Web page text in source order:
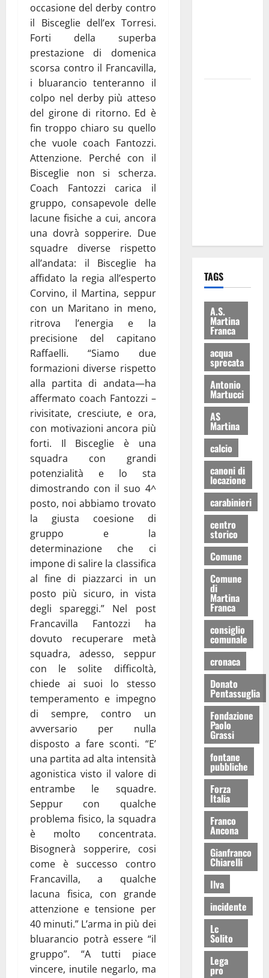
occasione del derby contro
il Bisceglie dell’ex Torresi.
Forti della superba
prestazione di domenica
scorsa contro il Francavilla,
i bluarancio tenteranno il
colpo nel derby più atteso
del girone di ritorno. Ed è
fin troppo chiaro su quello
che vuole coach Fantozzi.
Attenzione. Perché con il
Bisceglie non si scherza.
Coach Fantozzi carica il
gruppo, consapevole delle
lacune fisiche a cui, ancora
una dovrà sopperire. Due
squadre diverse rispetto
all’andata: il Bisceglie ha
affidato la regia all’esperto
Corvino, il Martina, seppur
con un Maritano in meno,
ritrova l’energia e la
precisione del capitano
Raffaelli. “Siamo due
formazioni diverse rispetto
alla partita di andata—ha
affermato coach Fantozzi –
rivisitate, cresciute, e ora,
con motivazioni ancora più
forti. Il Bisceglie è una
squadra con grandi
potenzialità e lo sta
dimostrando con il suo 4^
posto, noi abbiamo trovato
la giusta coesione di
gruppo e la
determinazione che ci
impone di salire la classifica
al fine di piazzarci in un
posto più sicuro, in vista
degli spareggi.” Nel post
Francavilla Fantozzi ha
dovuto recuperare metà
squadra, adesso, seppur
con le solite difficoltà,
chiede ai suoi lo stesso
temperamento e impegno
di sempre, contro un
avversario per nulla
disposto a fare sconti. “E’
una partita ad alta intensità
agonistica visto il valore di
entrambe le squadre.
Seppur con qualche
problema fisico, la squadra
è molto concentrata.
Bisognerà sopperire, cosi
come è successo contro
Francavilla, a qualche
lacuna fisica, con grande
attenzione e tensione per
40 minuti.” L’arma in più dei
bluarancio potrà essere “il
gruppo”. “A tutti piace
vincere, inutile negarlo, ma
TAGS
A.S.
Martina
Franca
acqua
sprecata
Antonio
Martucci
AS
Martina
calcio
canoni di
locazione
carabinieri
centro
storico
Comune
Comune
di
Martina
Franca
consiglio
comunale
cronaca
Donato
Pentassuglia
Fondazione
Paolo
Grassi
fontane
pubbliche
Forza
Italia
Franco
Ancona
Gianfranco
Chiarelli
Ilva
incidente
Lc
Solito
Lega
pro